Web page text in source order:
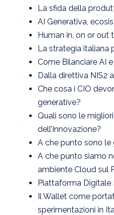
La sfida della
AI Generativa,
Human in, on or out
La strategia italiana
Come Bilanciare AI
Dalla direttiva NIS2
Che cosa i CIO
generative?
Quali sono le
dell’Innovazione?
A che punto sono
A che punto siamo
ambiente Cloud sul
Piattaforma Digitale
Il Wallet come
sperimentazioni in